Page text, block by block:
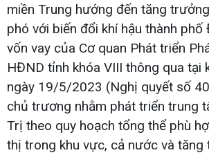
miền Trung hướng đến tăng
phó với biến đổi khí hậu thành phố
vốn vay của Cơ quan Phát triển
HĐND tỉnh khóa VIII thông qua tại
ngày 19/5/2023 (Nghị quyết số
chủ trương nhằm phát triển trung
Trị theo quy hoạch tổng thể phù
thị trong khu vực, cả nước và tăng